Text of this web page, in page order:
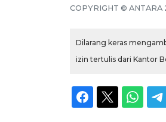
COPYRIGHT © ANTARA
Dilarang keras
izin tertulis dari Kantor